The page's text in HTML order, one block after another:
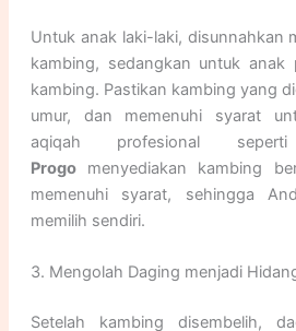
Untuk anak laki-laki, disunnahkan
kambing, sedangkan untuk anak
kambing. Pastikan kambing yang
umur, dan memenuhi syarat
aqiqah profesional
Progomenyediakan kambing
memenuhi syarat, sehingga
memilih sendiri.
3. Mengolah Daging menjadi
Setelah kambing disembelih,